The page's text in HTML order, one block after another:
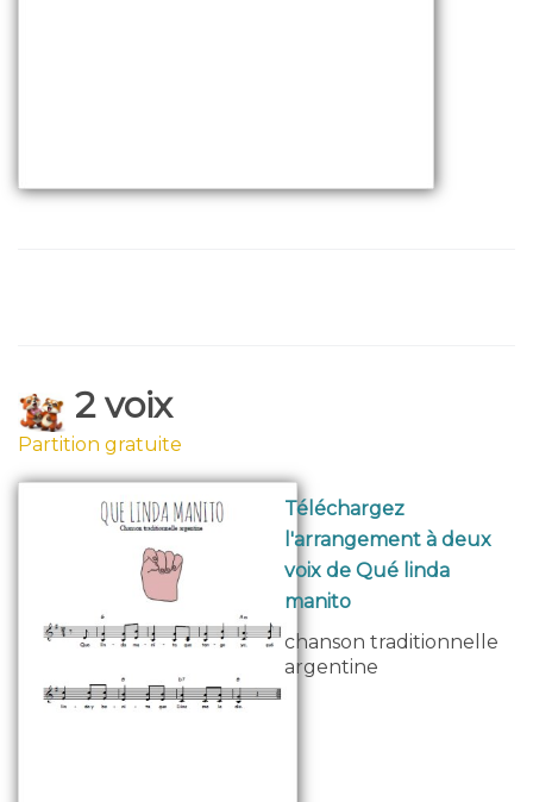
2 voix
Partition gratuite
Téléchargez
l'arrangement à deux
voix de Qué linda
manito
chanson traditionnelle
argentine